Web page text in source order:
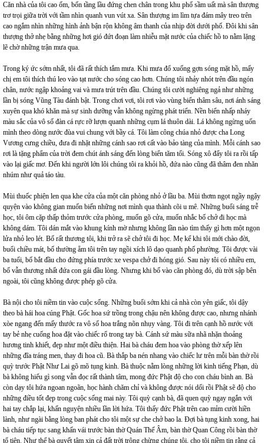
Căn nhà của tôi cao ốm, bốn tầng lầu đứng chen chân trong khu phố sầm uất mà sân thượng
trơ trọi giữa trời với tầm nhìn quanh vun vút xa. Sân thượng im lìm tựa đám mây treo trên
cao ngắm nhìn những hình ảnh bận rộn không âm thanh của nhịp đời dưới phố. Đôi khi sân
thượng thở nhẹ bằng những hơi gió đứt đoạn làm nhiễu mặt nước của chiếc hồ to nằm lặng
lẽ chờ những trận mưa qua.
Trong ký ức sớm nhất, tôi đã rất thích tắm mưa. Khi mưa đổ xuống gợn sóng mặt hồ, mấy
chị em tôi thích thú leo vào tạt nước cho sóng cao hơn. Chúng tôi nhảy nhót trên đầu ngón
chân, nước ngập khoảng vai và mưa trút trên đầu. Chúng tôi cười nghiêng ngả như những
lần bị sóng Vũng Tàu đánh bật. Trong chơi vơi, tôi rơi vào vùng biển thâm sâu, nơi ánh sáng
xuyên qua khó khăn mà sự sinh dưỡng vẫn không ngừng phát triển. Nền biển nhấp nháy
màu sắc của vô số đàn cá rực rỡ lượn quanh những cụm lá thuôn dài. Lá không ngừng uốn
mình theo dòng nước đùa vui chung với bầy cá. Tôi làm công chúa nhỏ được cha Long
Vương cưng chiều, đưa đi nhặt những cánh sao rơi cất vào bảo tàng của mình. Mỗi cánh sao
rơi là tặng phẩm của trời đem chút ánh sáng đến lòng biển tăm tối. Sóng xô đẩy tôi ra rồi tấp
vào lại giấc mơ. Đến khi người lớn lôi chúng tôi ra khỏi hồ, đứa nào cũng đã thâm đen nhăn
nhúm như quả táo tàu.
Mùi thuốc phiện len qua khe cửa của một căn phòng nhỏ ở lầu ba. Mùi thơm ngọt ngầy ngậy
quyện vào không gian muốn biến những nơi mình qua thành cõi u mê. Những buổi sáng trễ
học, tôi ôm cặp thấp thỏm trước cửa phòng, muốn gõ cửa, muốn nhắc bố chở đi học mà
không dám. Tôi dán mắt vào khung kính mờ nhưng không lần nào tìm thấy gì hơn một ngọn
lửa nhỏ leo lét. Bố rất thương tôi, khi trở ra sẽ chở tôi đi học. Mẹ kể khi tôi mới chào đời,
buổi chiều mát, bố thường ẵm tôi trên tay ngồi xích lô dạo quanh phố phường. Tôi được vài
ba tuổi, bố bắt đầu cho đứng phía trước xe vespa chở đi hóng gió. Sau này tôi có nhiều em,
bố vẫn thương nhất đứa con gái đầu lòng. Nhưng khi bố vào căn phòng đó, dù trời sập bên
ngoài, tôi cũng không được phép gõ cửa.
Bà nội cho tôi niềm tin vào cuộc sống. Những buổi sớm khi cả nhà còn yên giấc, tôi dậy
theo bà hái hoa cúng Phật. Gốc hoa sứ trồng trong chậu nên không được cao, nhưng nhánh
xòe ngang đến mấy thước ra vô số hoa trắng nõn nhụy vàng. Tôi đi trên cạnh hồ nước với
tay bẻ nhẹ cuống hoa đặt vào chiếc rổ trong tay bà. Cánh sứ màu sữa nhã nhặn thoảng
hương tinh khiết, đẹp như một điều thiện. Hai bà cháu đem hoa vào phòng thờ xếp lên
những đĩa tráng men, thay đi hoa cũ. Bà thắp ba nén nhang vào chiếc lư trên mỗi bàn thờ rồi
quỳ trước Phật Như Lai gõ mõ tụng kinh. Bà thuộc nằm lòng những lời kinh tiếng Phạn, dù
bà không hiểu gì song vẫn đọc rất thành tâm, mong đức Phật độ cho con cháu bình an. Bà
còn dạy tôi hứa ngoan ngoãn, học hành chăm chỉ và không được nói dối rồi Phật sẽ độ cho
những điều tốt đẹp trong cuộc sống mai này. Tôi quỳ cạnh bà, đã quen quỳ ngay ngắn với
hai tay chắp lại, khấn nguyện nhiều lần lời hứa. Tôi thấy đức Phật trên cao mỉm cười hiền
lành, như ngài bằng lòng ban phát cho tôi một sự che chở bao la. Đợi bà tụng kinh xong, hai
bà cháu tiếp tục sang khấn vái trước bàn thờ Quán Thế Âm, bàn thờ Quan Công rồi bàn thờ
tổ tiên. Như thể bà quyết tâm xin cả đất trời trông chừng chúng tôi, cho tôi niềm tin rằng cả